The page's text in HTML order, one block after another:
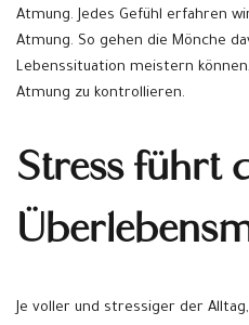
Atmung. Jedes Gefühl erfahren
Atmung. So gehen die Mönche
Lebenssituation meistern
Atmung zu kontrollieren.
Stress führt
Je voller und stressiger der